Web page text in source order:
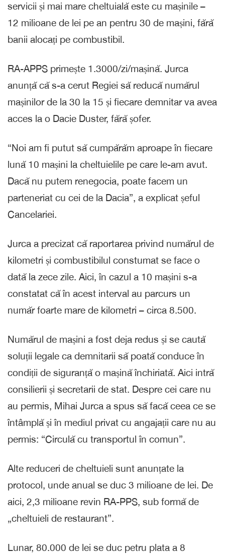
servicii și mai mare cheltuială este cu mașinile –
12 milioane de lei pe an pentru 30 de mașini, fără
banii alocați pe combustibil.
RA-APPS primește 1.3000/zi/mașină. Jurca
anunță că s-a cerut Regiei să reducă numărul
mașinilor de la 30 la 15 și fiecare demnitar va avea
acces la o Dacie Duster, fără șofer.
“Noi am fi putut să cumpărăm aproape în fiecare
lună 10 mașini la cheltuielile pe care le-am avut.
Dacă nu putem renegocia, poate facem un
parteneriat cu cei de la Dacia”, a explicat șeful
Cancelariei.
Jurca a precizat că raportarea privind numărul de
kilometri și combustibilul constumat se face o
dată la zece zile. Aici, în cazul a 10 mașini s-a
constatat că în acest interval au parcurs un
număr foarte mare de kilometri – circa 8.500.
Numărul de mașini a fost deja redus și se caută
soluții legale ca demnitarii să poată conduce în
condiții de siguranță o mașină închiriată. Aici intră
consilierii și secretarii de stat. Despre cei care nu
au permis, Mihai Jurca a spus să facă ceea ce se
întâmplă și în mediul privat cu angajații care nu au
permis: “Circulă cu transportul în comun”.
Alte reduceri de cheltuieli sunt anunțate la
protocol, unde anual se duc 3 milioane de lei. De
aici, 2,3 milioane revin RA-PPS, sub formă de
„cheltuieli de restaurant”.
Lunar, 80.000 de lei se duc petru plata a 8